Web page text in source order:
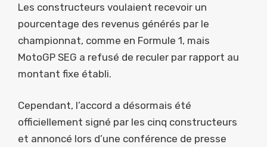
Les constructeurs voulaient recevoir un
pourcentage des revenus générés par le
championnat, comme en Formule 1, mais
MotoGP SEG a refusé de reculer par rapport au
montant fixe établi.
Cependant, l’accord a désormais été
officiellement signé par les cinq constructeurs
et annoncé lors d’une conférence de presse